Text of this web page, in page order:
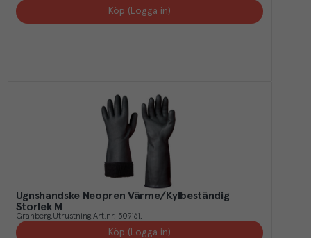
Köp (Logga in)
Ugnshandske Neopren Värme/Kylbeständig
Storlek M
Granberg Utrustning Art.nr. 509161
Köp (Logga in)